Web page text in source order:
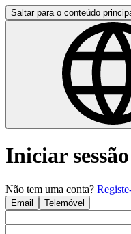
Saltar para o conteúdo
Iniciar
Não tem uma conta?
Email Telemóvel